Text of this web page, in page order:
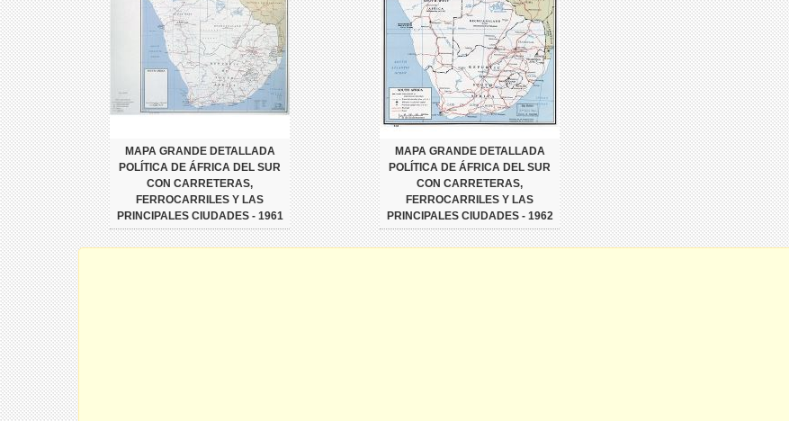
MAPA GRANDE DETALLADA
POLÍTICA DE ÁFRICA DEL SUR
CON CARRETERAS,
FERROCARRILES Y LAS
PRINCIPALES CIUDADES - 1961
MAPA GRANDE DETALLADA
POLÍTICA DE ÁFRICA DEL SUR
CON CARRETERAS,
FERROCARRILES Y LAS
PRINCIPALES CIUDADES - 1962